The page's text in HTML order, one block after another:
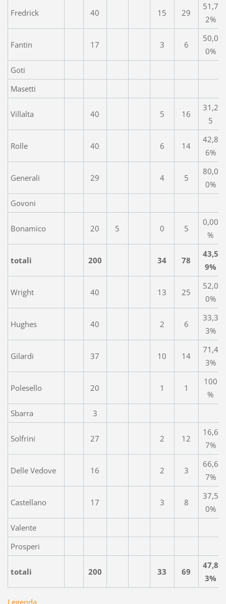
Fredrick 40 15 29
51,7
2%
Fantin 17 3 6
50,0
0%
Goti
Masetti
Villalta 40 5 16
31,2
5
Rolle 40 6 14
42,8
6%
Generali 29 4 5
80,0
0%
Govoni
Bonamico 20 5 0 5
0,00
%
totali 200 34 78
43,5
9%
Wright 40 13 25
52,0
0%
Hughes 40 2 6
33,3
3%
Gilardi 37 10 14
71,4
3%
Polesello 20 1 1
100
%
Sbarra
3
Solfrini 27 2 12
16,6
7%
Delle Vedove 16 2 3
66,6
7%
Castellano 17 3 8
37,5
0%
Valente
Prosperi
totali 200 33 69
47,8
3%
Legenda